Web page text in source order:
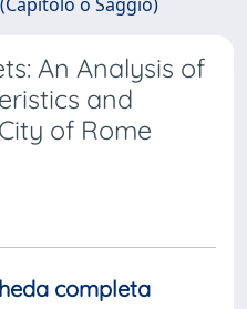
An Analysis of
and
of Rome
completa